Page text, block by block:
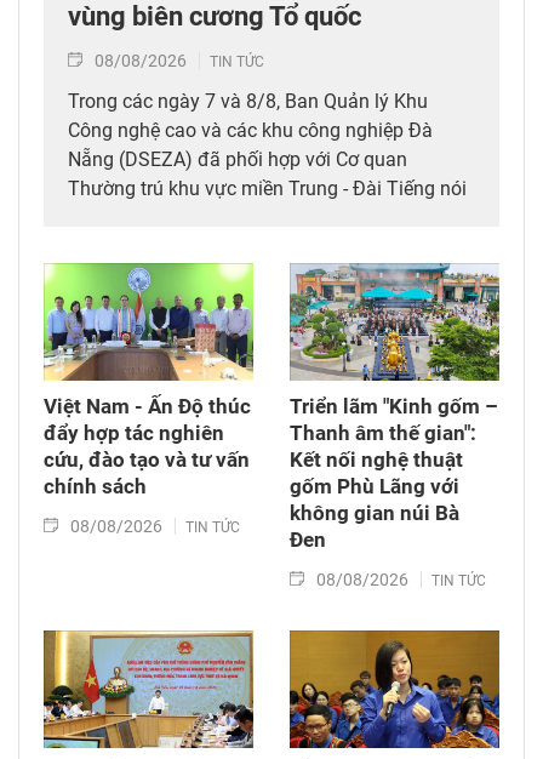
vùng biên cương Tổ quốc
08/08/2026 TIN TỨC
Trong các ngày 7 và 8/8, Ban Quản lý Khu
Công nghệ cao và các khu công nghiệp Đà
Nẵng (DSEZA) đã phối hợp với Cơ quan
Thường trú khu vực miền Trung - Đài Tiếng nói
cho đồng bào nghèo tại xã biên giới Hùng Sơn
(thành phố Đà Nẵng).
Việt Nam - Ấn Độ thúc
đẩy hợp tác nghiên
cứu, đào tạo và tư vấn
chính sách
08/08/2026 TIN TỨC
Triển lãm "Kinh gốm –
Thanh âm thế gian":
Kết nối nghệ thuật
gốm Phù Lãng với
không gian núi Bà
Đen
08/08/2026 TIN TỨC